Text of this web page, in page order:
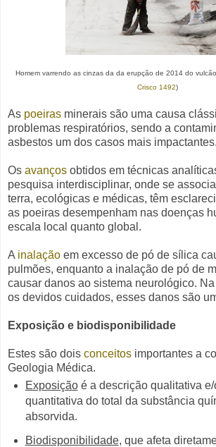
Homem varrendo as cinzas da da erupção de 2014 do
Crisco 1492)
As poeiras minerais são uma causa
problemas respiratórios, sendo a
asbestos um dos casos mais impactantes.
Os avanços obtidos em técnicas
pesquisa interdisciplinar, onde se
terra, ecológicas e médicas, têm
as poeiras desempenham nas doenças
escala local quanto global.
A inalação em excesso de pó de sílica
pulmões, enquanto a inalação de pó de
causar danos ao sistema neurológico.
os devidos cuidados, esses danos são
Exposição e biodisponibilidade
Estes são dois conceitos importantes a
Geologia Médica.
Exposiçãoé a descrição qualitativa e/
quantitativa do total da substância
absorvida.
Biodisponibilidade, que afeta